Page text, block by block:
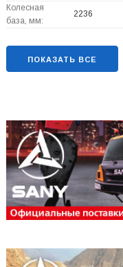
Колесная
база, мм:
2236
ПОКАЗАТЬ ВСЕ